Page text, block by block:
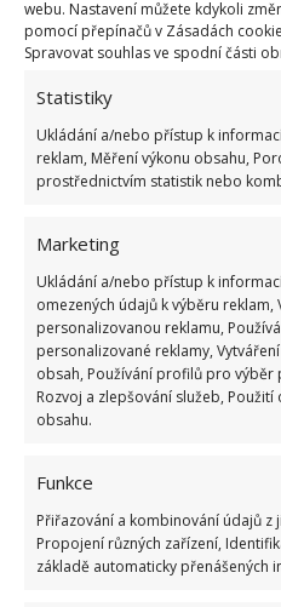
webu. Nastavení můžete kdykoli
pomocí přepínačů v Zásadách
Spravovat souhlas ve spodní části
Statistiky
Ukládání a/nebo přístup k
reklam, Měření výkonu obsahu,
prostřednictvím statistik nebo
Marketing
Ukládání a/nebo přístup k
omezených údajů k výběru
personalizovanou reklamu,
personalizované reklamy,
obsah, Používání profilů pro výběr
Rozvoj a zlepšování služeb,
obsahu.
Funkce
Přiřazování a kombinování údajů z
Propojení různých zařízení,
základě automaticky přenášených
Fotografie: Pixabay
není
a
Na webových stránkách
nastavena nižší sazba a
tuto dobu, která trvá
spotřebičů, i kdyžlevný
Pokud máte spotřebiče s
Kdo by chtěl ve své